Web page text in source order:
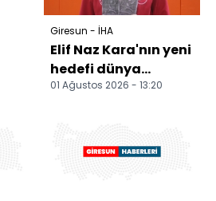
Giresun - İHA
Elif Naz Kara'nın yeni
hedefi dünya
şampiyonluğu
01 Ağustos 2026 - 13:20